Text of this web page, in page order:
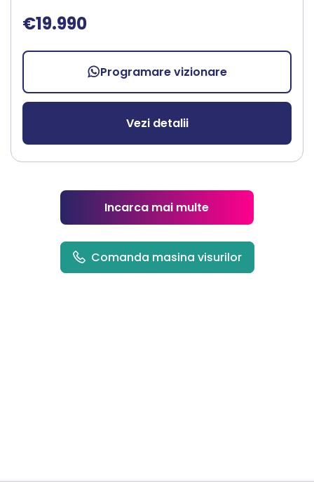
€19.990
Programare vizionare
Vezi detalii
Incarca mai multe
Comanda masina visurilor